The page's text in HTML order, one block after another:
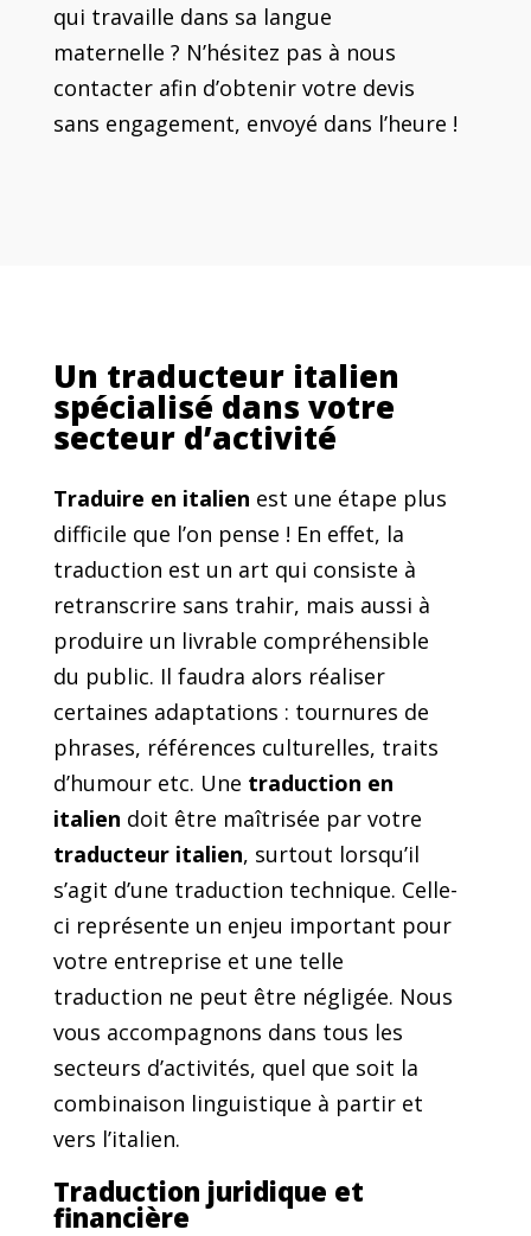
qui travaille dans sa langue
maternelle ? N’hésitez pas à nous
contacter afin d’obtenir votre devis
sans engagement, envoyé dans l’heure !
Un traducteur italien
spécialisé dans votre
secteur d’activité
Traduire en italien est une étape plus
difficile que l’on pense ! En effet, la
traduction est un art qui consiste à
retranscrire sans trahir, mais aussi à
produire un livrable compréhensible
du public. Il faudra alors réaliser
certaines adaptations : tournures de
phrases, références culturelles, traits
d’humour etc. Une traduction en
italien doit être maîtrisée par votre
traducteur italien, surtout lorsqu’il
s’agit d’une traduction technique. Celle-
ci représente un enjeu important pour
votre entreprise et une telle
traduction ne peut être négligée. Nous
vous accompagnons dans tous les
secteurs d’activités, quel que soit la
combinaison linguistique à partir et
vers l’italien.
Traduction juridique et
financière